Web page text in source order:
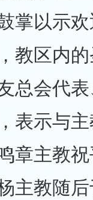
掌以示欢
教区内
总会代
表示与
章主教
主教随